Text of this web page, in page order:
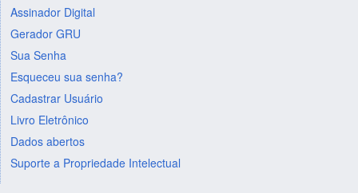
Assinador Digital
Gerador GRU
Sua Senha
Esqueceu sua senha?
Cadastrar Usuário
Livro Eletrônico
Dados abertos
Suporte a Propriedade Intelectual